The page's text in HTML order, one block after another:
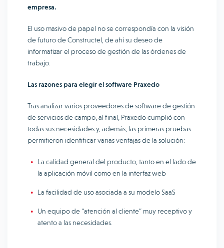
empresa.
El uso masivo de papel no se correspondía con la visión
de futuro de Constructel, de ahí su deseo de
informatizar el proceso de gestión de las órdenes de
trabajo.
Las razones para elegir el software Praxedo
Tras analizar varios proveedores de software de gestión
de servicios de campo, al final, Praxedo cumplió con
todas sus necesidades y, además, las primeras pruebas
permitieron identificar varias ventajas de la solución:
La calidad general del producto, tanto en el lado de
la aplicación móvil como en la interfaz web
La facilidad de uso asociada a su modelo SaaS
Un equipo de “atención al cliente” muy receptivo y
atento a las necesidades.